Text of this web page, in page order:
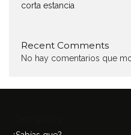
corta estancia
Recent Comments
No hay comentarios que